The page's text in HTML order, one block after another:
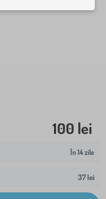
100 lei
În 14 zile
37 lei